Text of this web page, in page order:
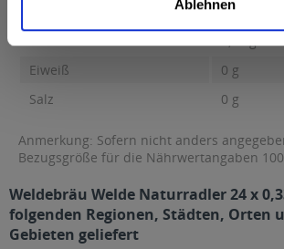
Ablehnen7,72 g
Eiweiß
0 g
Salz
0 g
Anmerkung: Sofern nicht anders
Bezugsgröße für die Nährwertangaben
Weldebräu Welde Naturradler 24 x
folgenden Regionen, Städten, Orten
Gebieten geliefert